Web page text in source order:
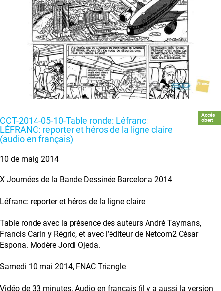
CCT-2014-05-10-Table ronde: Léfranc:
LÉFRANC: reporter et héros de la ligne claire
(audio en français)
Accés
obert
10 de maig 2014
X Journées de la Bande Dessinée Barcelona 2014
Léfranc: reporter et héros de la ligne claire
Table ronde avec la présence des auteurs André Taymans,
Francis Carin y Régric, et avec l’éditeur de Netcom2 César
Espona. Modère Jordi Ojeda.
Samedi 10 mai 2014, FNAC Triangle
Vidéo de 33 minutes. Audio en français (il y a aussi la version